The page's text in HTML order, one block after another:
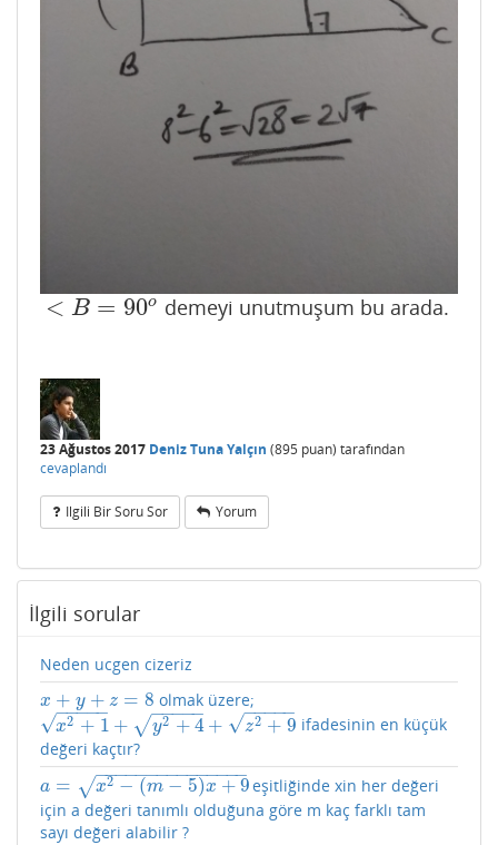
< B = 90o
<B =90o demeyi unutmuşum bu arada.
23 Ağustos 2017 Deniz Tuna Yalçın (895 puan) tarafından
cevaplandı
Ilgili Bir Soru Sor Yorum
İlgili sorular
Neden ucgen cizeriz
x + y + z = 8
x+ y+ z= 8 olmak üzere;
x2 + 1
− −
−−−
√ + y2 + 4
− −
−−−
√ + z2 + 9
− −
−−−
√
x2+1 +y2 + 4+z 2+9
ifadesinin en küçük
değeri kaçtır?
a = x2 − (m − 5)x + 9
− −
−−−−−−−−−−−−−
√
a=x2 −(m−5 )x +9
eşitliğinde xin her değeri
için a değeri tanımlı olduğuna göre m kaç farklı tam
sayı değeri alabilir ?